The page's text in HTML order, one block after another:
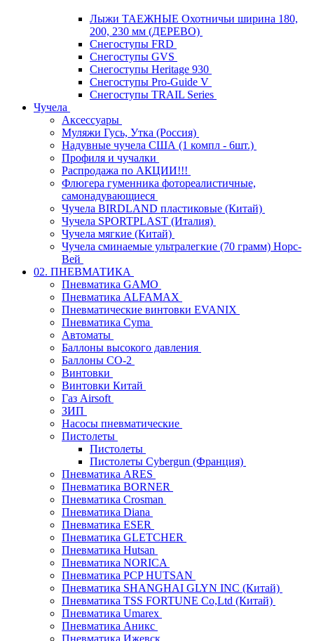
Лыжи ТАЕЖНЫЕ Охотничьи ширина 180,
200, 230 мм (ДЕРЕВО)
Снегоступы FRD
Снегоступы GVS
Снегоступы Heritage 930
Снегоступы Pro-Guide V
Снегоступы TRAIL Series
Чучела
Аксессуары
Муляжи Гусь, Утка (Россия)
Надувные чучела США (1 компл - 6шт.)
Профиля и чучалки
Распродажа по АКЦИИ!!!
Флюгера гуменника фотореалистичные,
самонадувающиеся
Чучела BIRDLAND пластиковые (Китай)
Чучела SPORTPLAST (Италия)
Чучела мягкие (Китай)
Чучела сминаемые ультралегкие (70 грамм) Норс-
Вей
02. ПНЕВМАТИКА
Пневматика GAMO
Пневматика ALFAMAX
Пневматические винтовки EVANIX
Пневматика Cyma
Автоматы
Баллоны высокого давления
Баллоны СО-2
Винтовки
Винтовки Китай
Газ Airsoft
ЗИП
Насосы пневматические
Пистолеты
Пистолеты
Пистолеты Cybergun (Франция)
Пневматика ARES
Пневматика BORNER
Пневматика Crosman
Пневматика Diana
Пневматика ESER
Пневматика GLETCHER
Пневматика Hutsan
Пневматика NORICA
Пневматика PCP HUTSAN
Пневматика SHANGHAI GLYN INC (Китай)
Пневматика TSS FORTUNE Co,Ltd (Китай)
Пневматика Umarex
Пневматика Аникс
Пневматика Ижевск